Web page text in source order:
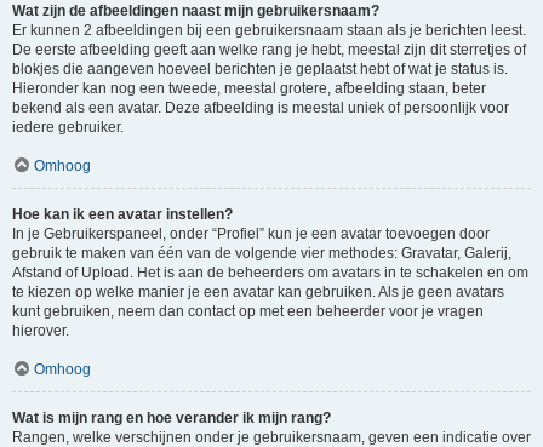
Wat zijn de afbeeldingen naast mijn gebruikersnaam?
Er kunnen 2 afbeeldingen bij een gebruikersnaam staan als je berichten leest.
De eerste afbeelding geeft aan welke rang je hebt, meestal zijn dit sterretjes of
blokjes die aangeven hoeveel berichten je geplaatst hebt of wat je status is.
Hieronder kan nog een tweede, meestal grotere, afbeelding staan, beter
bekend als een avatar. Deze afbeelding is meestal uniek of persoonlijk voor
iedere gebruiker.
Omhoog
Hoe kan ik een avatar instellen?
In je Gebruikerspaneel, onder “Profiel” kun je een avatar toevoegen door
gebruik te maken van één van de volgende vier methodes: Gravatar, Galerij,
Afstand of Upload. Het is aan de beheerders om avatars in te schakelen en om
te kiezen op welke manier je een avatar kan gebruiken. Als je geen avatars
kunt gebruiken, neem dan contact op met een beheerder voor je vragen
hierover.
Omhoog
Wat is mijn rang en hoe verander ik mijn rang?
Rangen, welke verschijnen onder je gebruikersnaam, geven een indicatie over